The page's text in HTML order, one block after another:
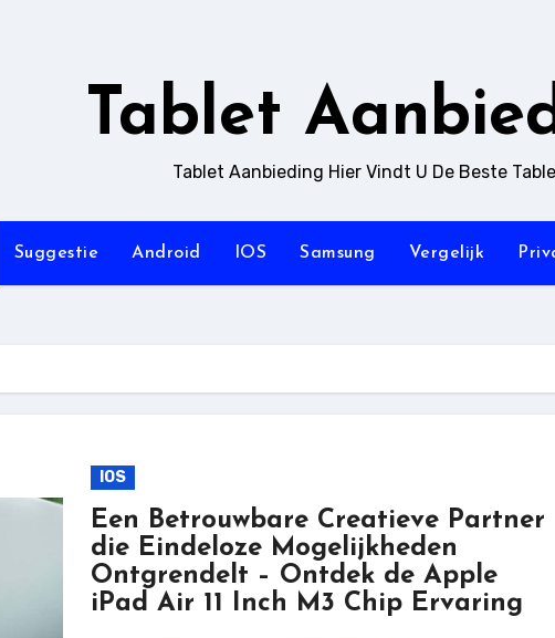
Tablet
Tablet Aanbieding Hier Vindt U De Beste
Suggestie Android IOS Samsung Vergelijk
IOS
Een Betrouwbare Creatieve Partner
die Eindeloze Mogelijkheden
Ontgrendelt – Ontdek de Apple
iPad Air 11 Inch M3 Chip Ervaring